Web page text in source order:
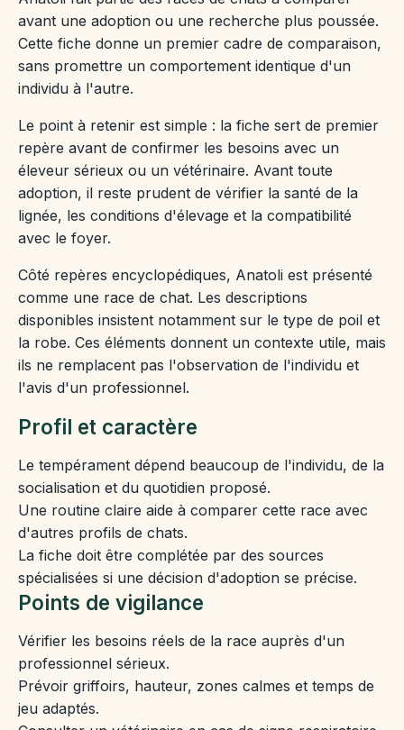
avant une adoption ou une recherche plus poussée.
Cette fiche donne un premier cadre de comparaison,
sans promettre un comportement identique d'un
individu à l'autre.
Le point à retenir est simple : la fiche sert de premier
repère avant de confirmer les besoins avec un
éleveur sérieux ou un vétérinaire. Avant toute
adoption, il reste prudent de vérifier la santé de la
lignée, les conditions d'élevage et la compatibilité
avec le foyer.
Côté repères encyclopédiques, Anatoli est présenté
comme une race de chat. Les descriptions
disponibles insistent notamment sur le type de poil et
la robe. Ces éléments donnent un contexte utile, mais
ils ne remplacent pas l'observation de l'individu et
l'avis d'un professionnel.
Profil et caractère
Le tempérament dépend beaucoup de l'individu, de la
socialisation et du quotidien proposé.
Une routine claire aide à comparer cette race avec
d'autres profils de chats.
La fiche doit être complétée par des sources
spécialisées si une décision d'adoption se précise.
Points de vigilance
Vérifier les besoins réels de la race auprès d'un
professionnel sérieux.
Prévoir griffoirs, hauteur, zones calmes et temps de
jeu adaptés.